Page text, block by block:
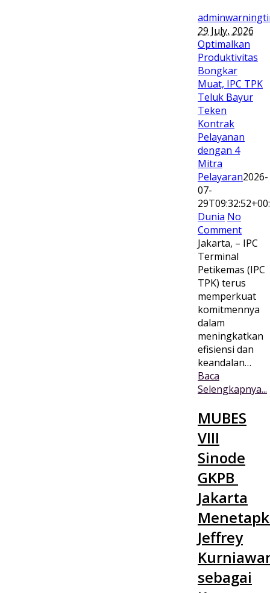
29 July, 2026
Optimalkan
Produktivitas
Bongkar
Muat, IPC TPK
Teluk Bayur
Teken
Kontrak
Pelayanan
dengan 4
Mitra
Pelayaran2026-
07-
Dunia No
Comment
Jakarta, – IPC
Terminal
Petikemas (IPC
TPK) terus
memperkuat
komitmennya
dalam
meningkatkan
efisiensi dan
keandalan…
Baca
Selengkapnya...
MUBES
VIII
Sinode
GKPB
Jakarta
Jeffrey
sebagai